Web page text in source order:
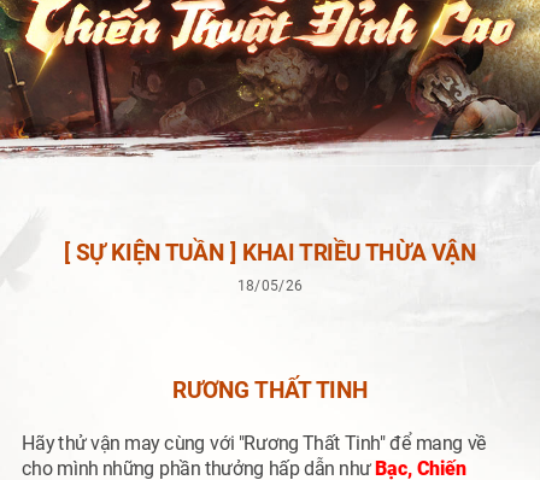
[ SỰ KIỆN TUẦN ] KHAI TRIỀU THỪA VẬN
18/05/26
RƯƠNG THẤT TINH
Hãy thử vận may cùng với "Rương Thất Tinh"để mang về
cho mình những phần thưởng hấp dẫn như Bạc, Chiến